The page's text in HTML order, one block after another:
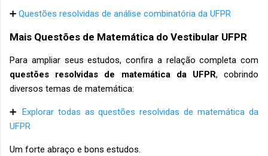
➕ Questões resolvidas de análise combinatória da UFPR
Mais Questões de Matemática do Vestibular UFPR
Para ampliar seus estudos, confira a relação completa com
questões resolvidas de matemática da UFPR, cobrindo
diversos temas de matemática:
➕ Explorar todas as questões resolvidas de matemática da
UFPR
Um forte abraço e bons estudos.